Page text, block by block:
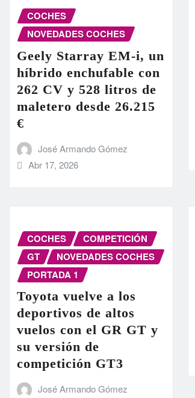
COCHES
NOVEDADES COCHES
Geely Starray EM-i, un
híbrido enchufable con
262 CV y 528 litros de
maletero desde 26.215
€
José Armando Gómez
Abr 17, 2026
COCHES
COMPETICIÓN
GT
NOVEDADES COCHES
PORTADA 1
Toyota vuelve a los
deportivos de altos
vuelos con el GR GT y
su versión de
competición GT3
José Armando Gómez